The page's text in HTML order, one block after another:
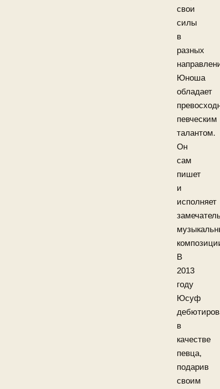
свои
силы
в
разных
Юноша
обладает
певческим
талантом.
Он
сам
пишет
и
исполняет
В
2013
году
Юсуф
в
качестве
певца,
подарив
своим